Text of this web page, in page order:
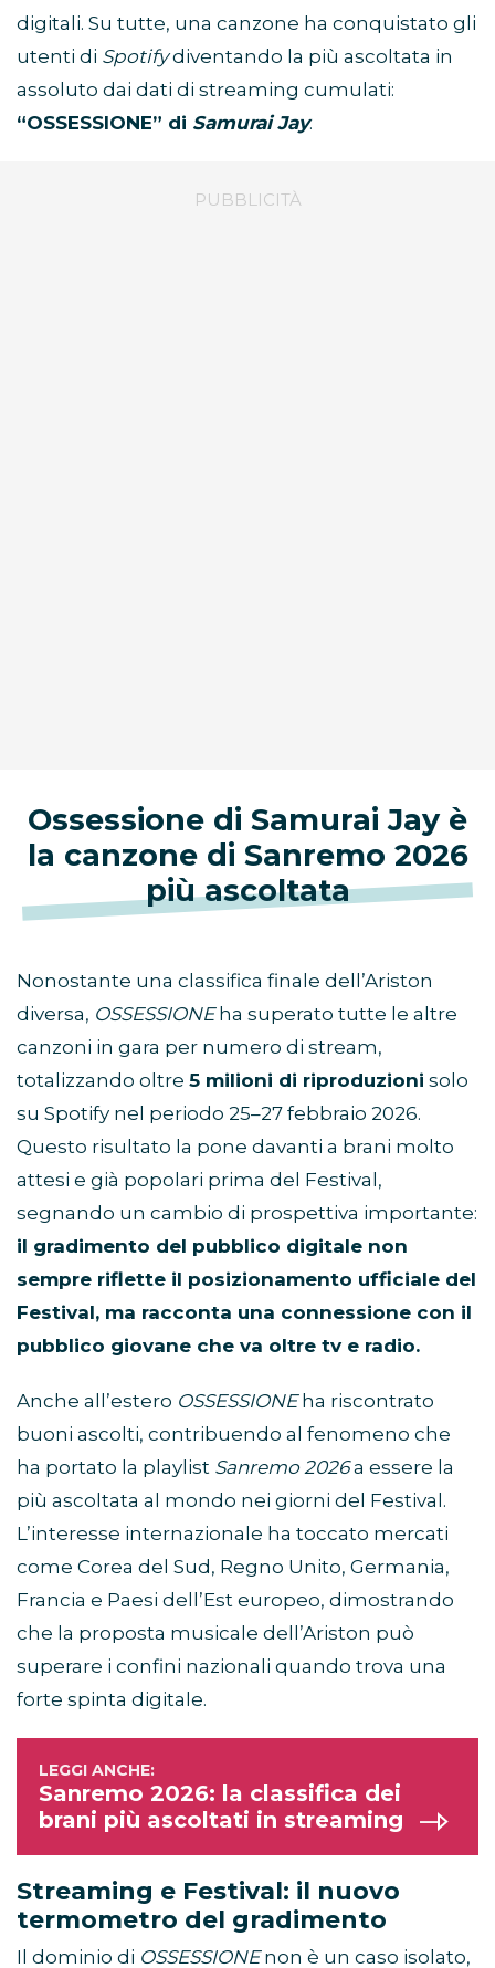
digitali. Su tutte, una canzone ha conquistato gli
utenti di Spotifydiventando la più ascoltata in
assoluto dai dati di streaming cumulati:
“OSSESSIONE” di Samurai Jay.
Ossessione di Samurai Jay è
la canzone di Sanremo 2026
più ascoltata
Nonostante una classifica finale dell’Ariston
diversa, OSSESSIONEha superato tutte le altre
canzoni in gara per numero di stream,
totalizzando oltre 5 milioni di riproduzioni solo
su Spotify nel periodo 25–27 febbraio 2026.
Questo risultato la pone davanti a brani molto
attesi e già popolari prima del Festival,
segnando un cambio di prospettiva importante:
il gradimento del pubblico digitale non
sempre riflette il posizionamento ufficiale del
Festival, ma racconta una connessione con il
pubblico giovane che va oltre tv e radio.
Anche all’estero OSSESSIONEha riscontrato
buoni ascolti, contribuendo al fenomeno che
ha portato la playlist Sanremo 2026a essere la
più ascoltata al mondo nei giorni del Festival.
L’interesse internazionale ha toccato mercati
come Corea del Sud, Regno Unito, Germania,
Francia e Paesi dell’Est europeo, dimostrando
che la proposta musicale dell’Ariston può
superare i confini nazionali quando trova una
forte spinta digitale.
Sanremo 2026: la classifica dei
brani più ascoltati in streaming
Streaming e Festival: il nuovo
termometro del gradimento
Il dominio di OSSESSIONEnon è un caso isolato,